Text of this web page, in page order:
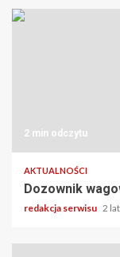
2 min odczytu
AKTUALNOŚCI
Dozownik
redakcja serwisu 2